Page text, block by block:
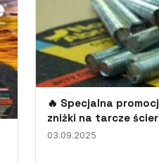
🔥 Specjalna
zniżki na tarcze
03.09.2025